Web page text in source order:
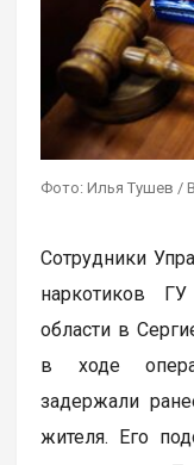
Фото: Илья Тушев /
Сотрудники
наркотиков
области в
в ходе
задержали
жителя. Его